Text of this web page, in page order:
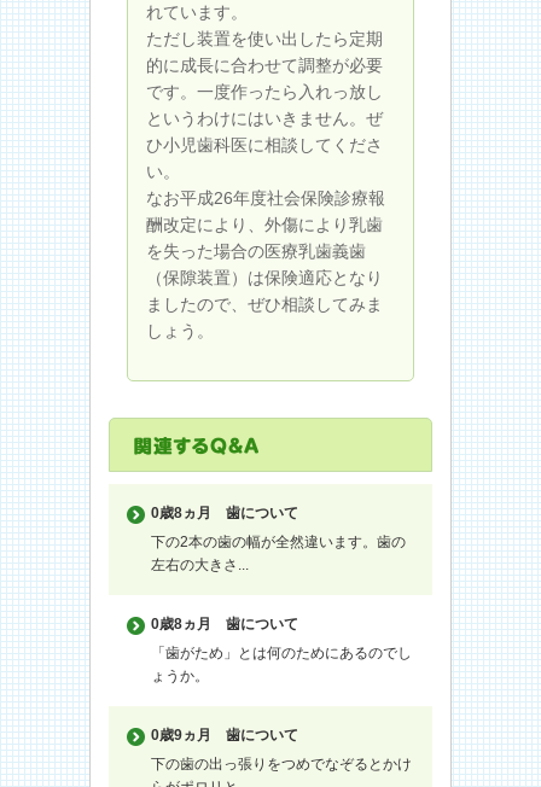
れています。
ただし装置を使い出したら定期
的に成長に合わせて調整が必要
です。一度作ったら入れっ放し
というわけにはいきません。ぜ
ひ小児歯科医に相談してくださ
い。
なお平成26年度社会保険診療報
酬改定により、外傷により乳歯
を失った場合の医療乳歯義歯
（保隙装置）は保険適応となり
ましたので、ぜひ相談してみま
しょう。
0歳8ヵ月
歯について
下の2本の歯の幅が全然違います。歯の
左右の大きさ...
0歳8ヵ月
歯について
「歯がため」とは何のためにあるのでし
ょうか。
0歳9ヵ月
歯について
下の歯の出っ張りをつめでなぞるとかけ